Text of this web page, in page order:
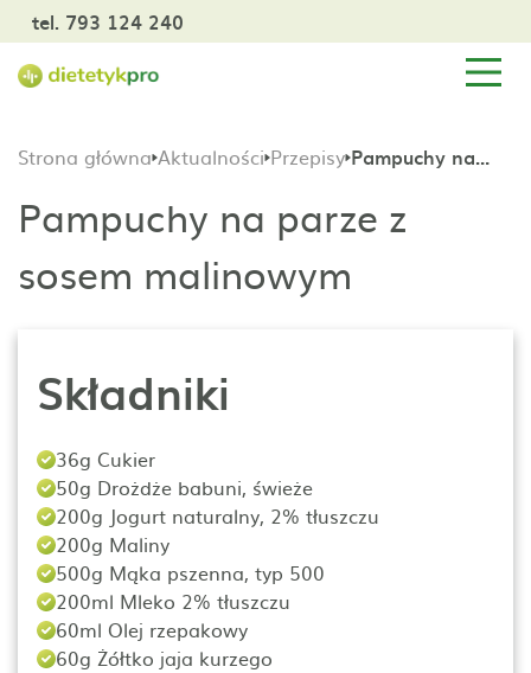
tel. 793 124 240
Strona główna Aktualności Przepisy Pampuchy na parze z sosem malinowym
Pampuchy na parze z
sosem malinowym
Składniki
36g Cukier
50g Drożdże babuni, świeże
200g Jogurt naturalny, 2% tłuszczu
200g Maliny
500g Mąka pszenna, typ 500
200ml Mleko 2% tłuszczu
60ml Olej rzepakowy
60g Żółtko jaja kurzego